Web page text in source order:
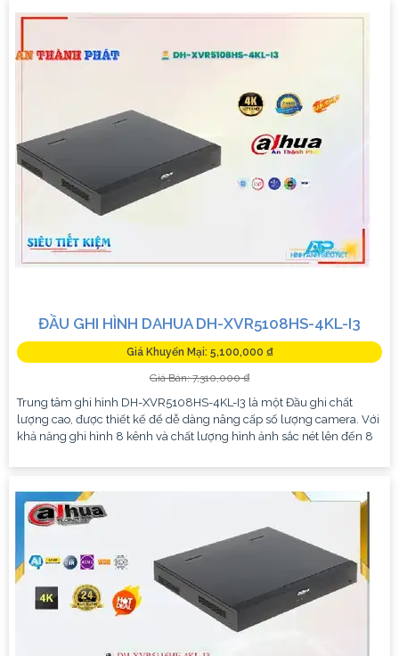
ĐẦU GHI HÌNH DAHUA DH-XVR5108HS-4KL-I3
Giá Khuyến Mại: 5,100,000 ₫
Giá Bán: 7,310,000 ₫
Trung tâm ghi hình DH-XVR5108HS-4KL-I3 là một Đầu ghi chất
lượng cao, được thiết kế để dễ dàng nâng cấp số lượng camera. Với
khả năng ghi hình 8 kênh và chất lượng hình ảnh sắc nét lên đến 8